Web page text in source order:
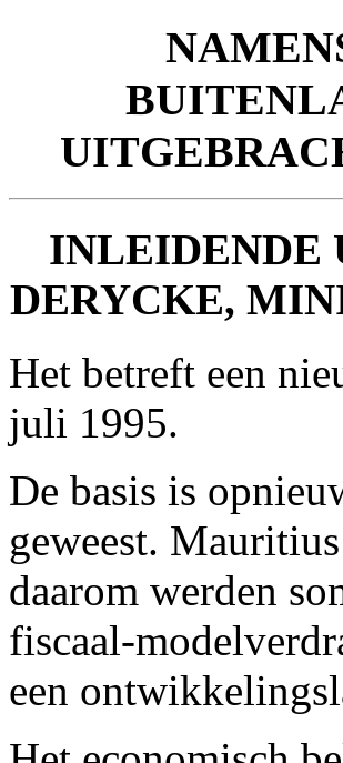
INLEIDENDE
DERYCKE,
Het betreft een
juli 1995.
De basis is
geweest.
daarom werden
fiscaal-
een